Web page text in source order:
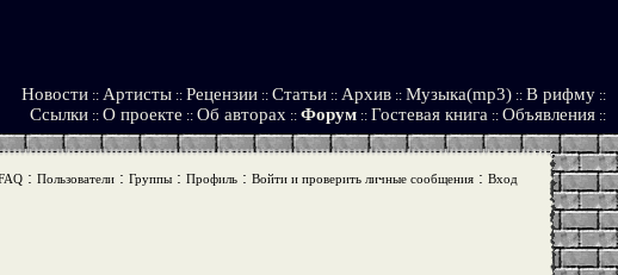
Новости :: Артисты :: Рецензии :: Статьи :: Архив :: Музыка(mp3) :: В рифму ::
Ссылки :: О проекте :: Об авторах :: Форум :: Гостевая книга :: Объявления ::
: Пользователи: Группы: Профиль: Войти и проверить личные сообщения: Вход